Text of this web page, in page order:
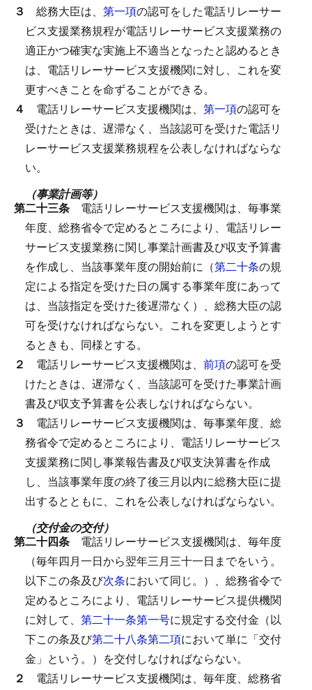
３ 総務大臣は、 第一項の認可をした電話リレーサー
ビス支援業務規程が電話リレーサービス支援業務の
適正かつ確実な実施上不適当となったと認めるとき
は、電話リレーサービス支援機関に対し、これを変
更すべきことを命ずることができる。
４ 電話リレーサービス支援機関は、 第一項の認可を
受けたときは、遅滞なく、当該認可を受けた電話リ
レーサービス支援業務規程を公表しなければならな
い。
（事業計画等）
第二十三条 電話リレーサービス支援機関は、毎事業
年度、総務省令で定めるところにより、電話リレー
サービス支援業務に関し事業計画書及び収支予算書
を作成し、当該事業年度の開始前に（第二十条の規
定による指定を受けた日の属する事業年度にあって
は、当該指定を受けた後遅滞なく）、総務大臣の認
可を受けなければならない。 これを変更しようとす
るときも、同様とする。
２ 電話リレーサービス支援機関は、 前項の認可を受
けたときは、遅滞なく、当該認可を受けた事業計画
書及び収支予算書を公表しなければならない。
３ 電話リレーサービス支援機関は、毎事業年度、総
務省令で定めるところにより、電話リレーサービス
支援業務に関し事業報告書及び収支決算書を作成
し、当該事業年度の終了後三月以内に総務大臣に提
出するとともに、これを公表しなければならない。
（交付金の交付）
第二十四条 電話リレーサービス支援機関は、毎年度
（毎年四月一日から翌年三月三十一日までをいう。
以下この条及び次条において同じ。）、総務省令で
定めるところにより、電話リレーサービス提供機関
に対して、 第二十一条第一号に規定する交付金（以
下この条及び第二十八条第二項において単に「交付
金」という。）を交付しなければならない。
２ 電話リレーサービス支援機関は、毎年度、総務省